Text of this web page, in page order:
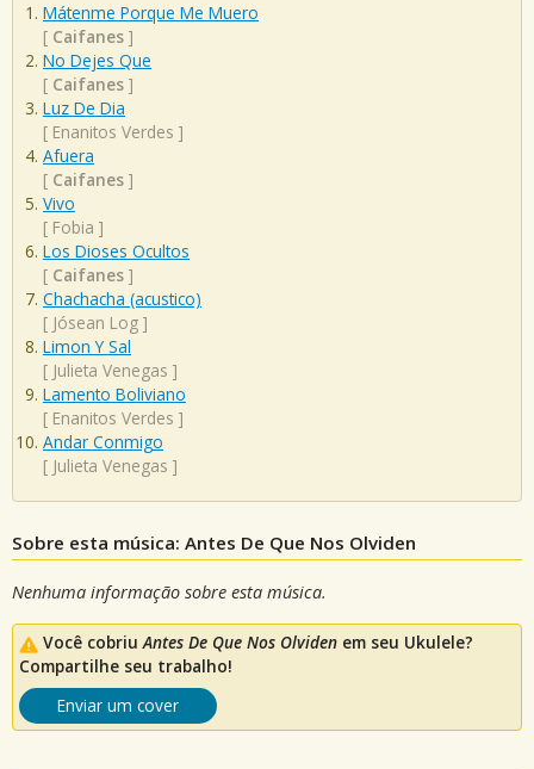
Mátenme Porque Me Muero
[ Caifanes ]
No Dejes Que
[ Caifanes ]
Luz De Dia
[ Enanitos Verdes ]
Afuera
[ Caifanes ]
Vivo
[ Fobia ]
Los Dioses Ocultos
[ Caifanes ]
Chachacha (acustico)
[ Jósean Log ]
Limon Y Sal
[ Julieta Venegas ]
Lamento Boliviano
[ Enanitos Verdes ]
Andar Conmigo
[ Julieta Venegas ]
Sobre esta música: Antes De Que Nos Olviden
Nenhuma informação sobre esta música.
Você cobriuAntes De Que Nos Olviden em seu Ukulele?
Compartilhe seu trabalho!
Enviar um cover